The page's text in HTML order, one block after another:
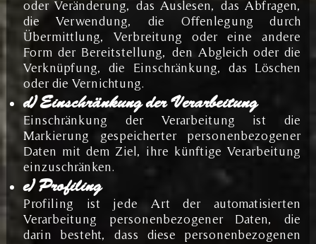
oder Veränderung, das Auslesen, das Abfragen,
die Verwendung, die Offenlegung durch
Übermittlung, Verbreitung oder eine andere
Form der Bereitstellung, den Abgleich oder die
Verknüpfung, die Einschränkung, das Löschen
oder die Vernichtung.
d) Einschränkung der Verarbeitung
Einschränkung der Verarbeitung ist die
Markierung gespeicherter personenbezogener
Daten mit dem Ziel, ihre künftige Verarbeitung
einzuschränken.
e) Profiling
Profiling ist jede Art der automatisierten
Verarbeitung personenbezogener Daten, die
darin besteht, dass diese personenbezogenen